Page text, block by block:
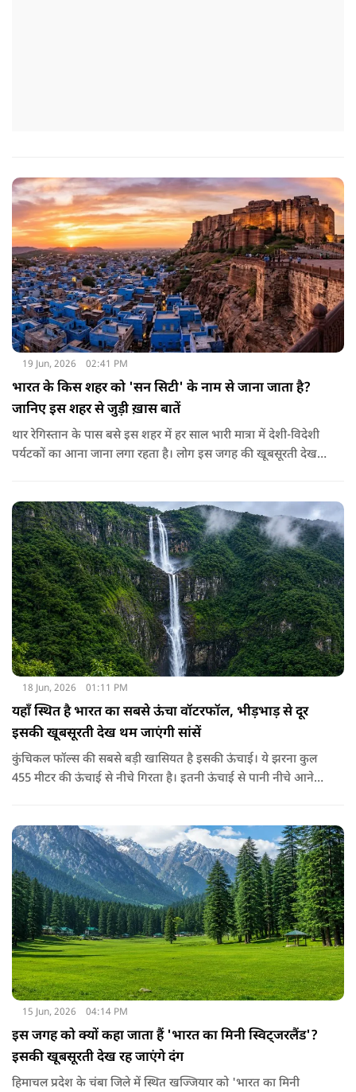
19 Jun, 2026 02:41 PM
भारत के किस शहर को 'सन सिटी' के नाम से जाना जाता है?
जानिए इस शहर से जुड़ी ख़ास बातें
थार रेगिस्तान के पास बसे इस शहर में हर साल भारी मात्रा में देशी-विदेशी
पर्यटकों का आना जाना लगा रहता है। लोग इस जगह की खूबसूरती देखने
लोग यहाँ के विशाल किले और ऐतिहासिक महल, रंग-बिरंगे बाजार और
स्वादिष्ट खाने के लिए खिंचे चले आते हैं। यहाँ साल के लगभग हर दिन
आसमान बिल्कुल साफ, चमकीला और बादलों से मुक्त रहता है और बाकी
जगहों के मुकाबले यहाँ चमकदार धूप भी रहती है जिस वजह से इस शहर
का नाम 'सन सिटी' पड़ा। इसके अलावा चारों तरफ नीले रंग के घर होने की
वजह से इसे ब्लू सिटी के नाम से भी जाना जाता है।
18 Jun, 2026 01:11 PM
यहाँ स्थित है भारत का सबसे ऊंचा वॉटरफॉल, भीड़भाड़ से दूर
इसकी खूबसूरती देख थम जाएंगी सांसें
कुंचिकल फॉल्स की सबसे बड़ी खासियत है इसकी ऊंचाई। ये झरना कुल
455 मीटर की ऊंचाई से नीचे गिरता है। इतनी ऊंचाई से पानी नीचे आने
पास स्थित है। ये झरना वराही नदी से बनता है और पश्चिमी घाट से होकर
गुजरता है।
15 Jun, 2026 04:14 PM
इस जगह को क्यों कहा जाता हैं 'भारत का मिनी स्विट्जरलैंड'?
इसकी खूबसूरती देख रह जाएंगे दंग
हिमाचल प्रदेश के चंबा जिले में स्थित खज्जियार को 'भारत का मिनी